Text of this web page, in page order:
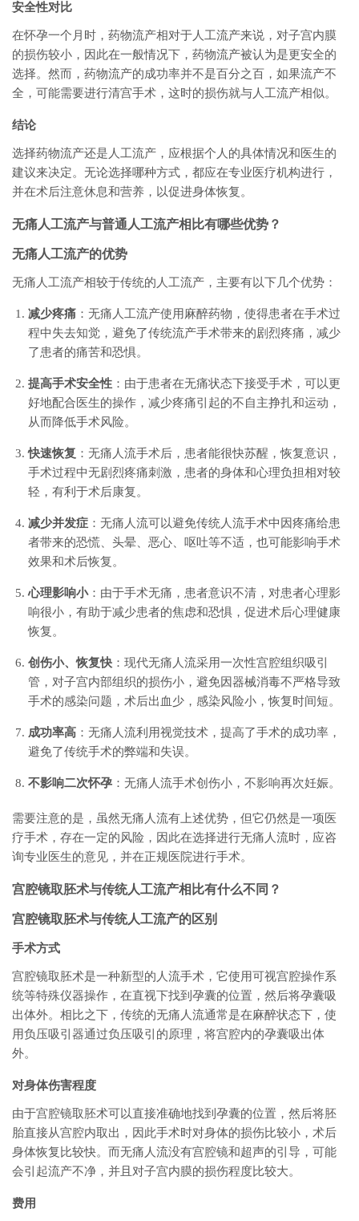
安全性对比
在怀孕一个月时，药物流产相对于人工流产来说，对子宫内膜
的损伤较小，因此在一般情况下，药物流产被认为是更安全的
选择。然而，药物流产的成功率并不是百分之百，如果流产不
全，可能需要进行清宫手术，这时的损伤就与人工流产相似。
结论
选择药物流产还是人工流产，应根据个人的具体情况和医生的
建议来决定。无论选择哪种方式，都应在专业医疗机构进行，
并在术后注意休息和营养，以促进身体恢复。
无痛人工流产与普通人工流产相比有哪些优势？
无痛人工流产的优势
无痛人工流产相较于传统的人工流产，主要有以下几个优势：
减少疼痛 ：无痛人工流产使用麻醉药物，使得患者在手术过
程中失去知觉，避免了传统流产手术带来的剧烈疼痛，减少
了患者的痛苦和恐惧。
提高手术安全性 ：由于患者在无痛状态下接受手术，可以更
好地配合医生的操作，减少疼痛引起的不自主挣扎和运动，
从而降低手术风险。
快速恢复 ：无痛人流手术后，患者能很快苏醒，恢复意识，
手术过程中无剧烈疼痛刺激，患者的身体和心理负担相对较
轻，有利于术后康复。
减少并发症 ：无痛人流可以避免传统人流手术中因疼痛给患
者带来的恐慌、头晕、恶心、呕吐等不适，也可能影响手术
效果和术后恢复。
心理影响小：由于手术无痛，患者意识不清，对患者心理影
响很小，有助于减少患者的焦虑和恐惧，促进术后心理健康
恢复。
创伤小、恢复快 ：现代无痛人流采用一次性宫腔组织吸引
管，对子宫内部组织的损伤小，避免因器械消毒不严格导致
手术的感染问题，术后出血少，感染风险小，恢复时间短。
成功率高 ：无痛人流利用视觉技术，提高了手术的成功率，
避免了传统手术的弊端和失误。
不影响二次怀孕 ：无痛人流手术创伤小，不影响再次妊娠。
需要注意的是，虽然无痛人流有上述优势，但它仍然是一项医
疗手术，存在一定的风险，因此在选择进行无痛人流时，应咨
询专业医生的意见，并在正规医院进行手术。
宫腔镜取胚术与传统人工流产相比有什么不同？
宫腔镜取胚术与传统人工流产的区别
手术方式
宫腔镜取胚术是一种新型的人流手术，它使用可视宫腔操作系
统等特殊仪器操作，在直视下找到孕囊的位置，然后将孕囊吸
出体外。相比之下，传统的无痛人流通常是在麻醉状态下，使
用负压吸引器通过负压吸引的原理，将宫腔内的孕囊吸出体
外。
对身体伤害程度
由于宫腔镜取胚术可以直接准确地找到孕囊的位置，然后将胚
胎直接从宫腔内取出，因此手术时对身体的损伤比较小，术后
身体恢复比较快。而无痛人流没有宫腔镜和超声的引导，可能
会引起流产不净，并且对子宫内膜的损伤程度比较大。
费用